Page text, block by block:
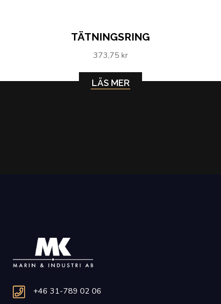
TÄTNINGSRING
373,75 kr
LÄS MER
+46 31-789 02 06